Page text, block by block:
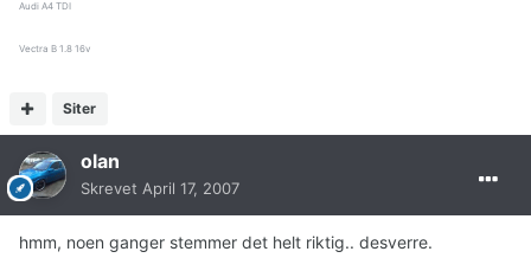
Siter
Audi A4 TDI
Vectra B 1.8 16v
olan
Skrevet April 17, 2007
hmm, noen ganger stemmer det helt riktig.. desverre.